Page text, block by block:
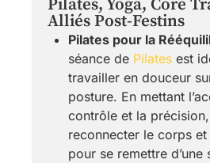
Pilates, Yoga, Core
Alliés Post-Festins
Pilates pour la
séance de Pilates est
travailler en douceur
posture. En mettant
contrôle et la
reconnecter le corps et
pour se remettre d’une